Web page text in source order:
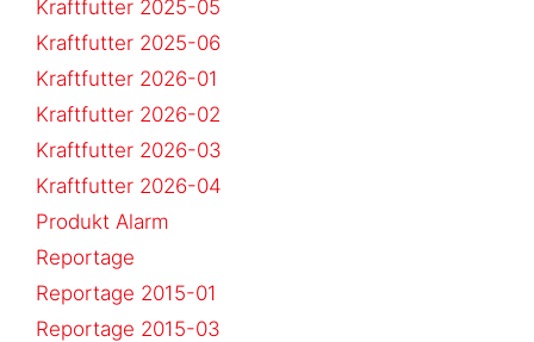
Kraftfutter 2025-05
Kraftfutter 2025-06
Kraftfutter 2026-01
Kraftfutter 2026-02
Kraftfutter 2026-03
Kraftfutter 2026-04
Produkt Alarm
Reportage
Reportage 2015-01
Reportage 2015-03